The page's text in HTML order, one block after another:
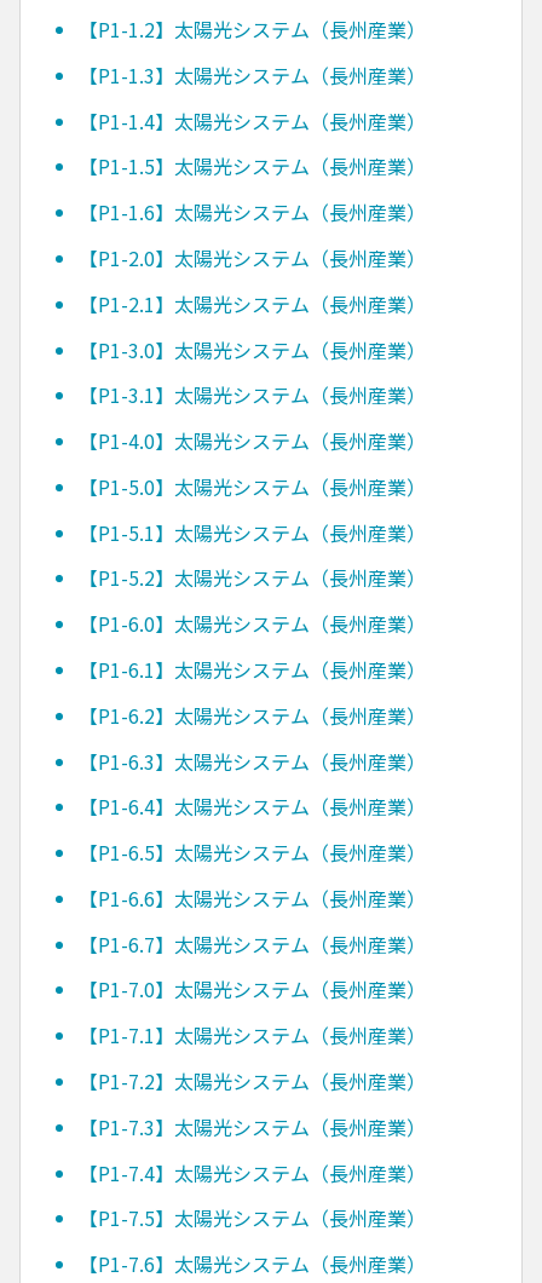
【P1-1.2】太陽光システム（長州産業）
【P1-1.3】太陽光システム（長州産業）
【P1-1.4】太陽光システム（長州産業）
【P1-1.5】太陽光システム（長州産業）
【P1-1.6】太陽光システム（長州産業）
【P1-2.0】太陽光システム（長州産業）
【P1-2.1】太陽光システム（長州産業）
【P1-3.0】太陽光システム（長州産業）
【P1-3.1】太陽光システム（長州産業）
【P1-4.0】太陽光システム（長州産業）
【P1-5.0】太陽光システム（長州産業）
【P1-5.1】太陽光システム（長州産業）
【P1-5.2】太陽光システム（長州産業）
【P1-6.0】太陽光システム（長州産業）
【P1-6.1】太陽光システム（長州産業）
【P1-6.2】太陽光システム（長州産業）
【P1-6.3】太陽光システム（長州産業）
【P1-6.4】太陽光システム（長州産業）
【P1-6.5】太陽光システム（長州産業）
【P1-6.6】太陽光システム（長州産業）
【P1-6.7】太陽光システム（長州産業）
【P1-7.0】太陽光システム（長州産業）
【P1-7.1】太陽光システム（長州産業）
【P1-7.2】太陽光システム（長州産業）
【P1-7.3】太陽光システム（長州産業）
【P1-7.4】太陽光システム（長州産業）
【P1-7.5】太陽光システム（長州産業）
【P1-7.6】太陽光システム（長州産業）